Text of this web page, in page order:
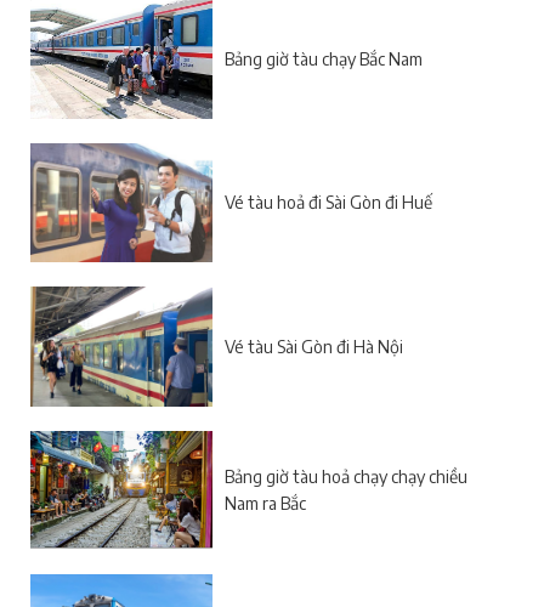
Bảng giờ tàu chạy Bắc Nam
Vé tàu hoả đi Sài Gòn đi Huế
Vé tàu Sài Gòn đi Hà Nội
Bảng giờ tàu hoả chạy chạy chiều
Nam ra Bắc